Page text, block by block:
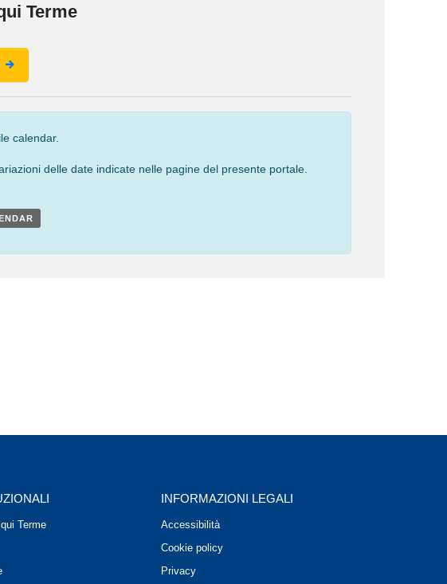
Terme
calendar.
delle date indicate nelle pagine del presente portale.
Terme
INFORMAZIONI LEGALI
Accessibilità
Cookie policy
Privacy